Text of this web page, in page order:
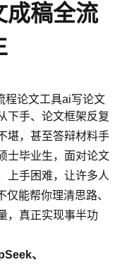
成稿全流
程论文工具ai写论文
下手、论文框架反复
堪，甚至答辩材料手
士毕业生，面对论文
上手困难，让许多人
能帮你理清思路、
，真正实现事半功
、